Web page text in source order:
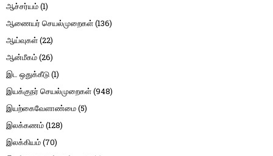
ஆச்சர்யம்(1)
ஆணையர் செயல்முறைகள்(136)
ஆய்வுகள்(22)
ஆன்மீகம்(26)
இட ஒதுக்கீடு(1)
இயக்குநர் செயல்முறைகள்(948)
இயற்கைவேளாண்மை(5)
இலக்கணம்(128)
இலக்கியம்(70)